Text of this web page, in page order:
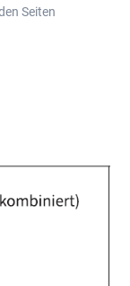
Seiten